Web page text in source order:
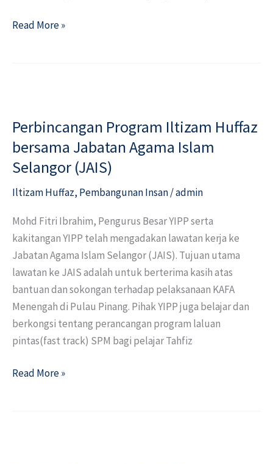
Read More »
Perbincangan Program Iltizam Huffaz
bersama Jabatan Agama Islam
Selangor (JAIS)
Iltizam Huffaz, Pembangunan Insan/admin
Mohd Fitri Ibrahim, Pengurus Besar YIPP serta
kakitangan YIPP telah mengadakan lawatan kerja ke
Jabatan Agama Islam Selangor (JAIS). Tujuan utama
lawatan ke JAIS adalah untuk berterima kasih atas
bantuan dan sokongan terhadap pelaksanaan KAFA
Menengah di Pulau Pinang. Pihak YIPP juga belajar dan
berkongsi tentang perancangan program laluan
pintas(fast track) SPM bagi pelajar Tahfiz
Iltizam
Huffaz
bersama
Agama
Selangor
(JAIS)
Read More »